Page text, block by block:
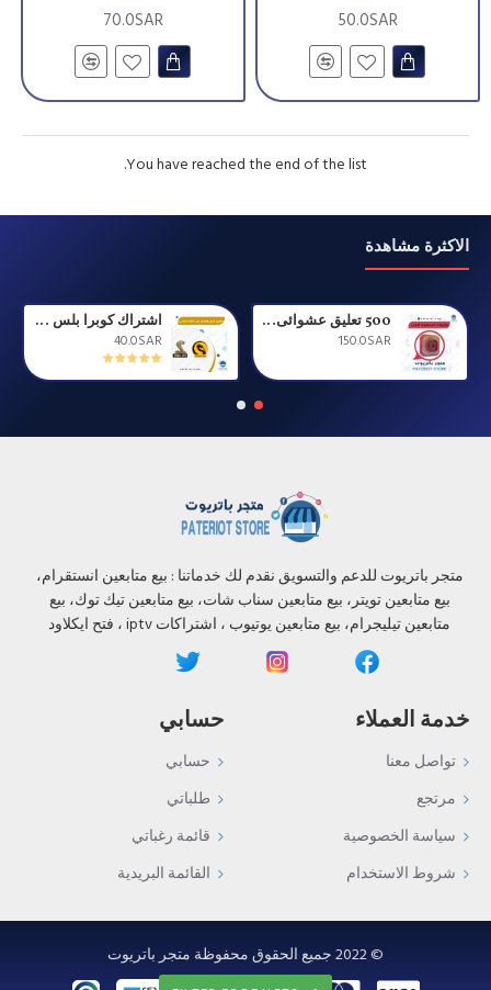
50.0SAR
70.0SAR
You have reached the end of the list.
الاكثرة مشاهدة
500 تعليق عشوائى مع سمايلات
150.0SAR
اشتراك كوبرا بلس او التنين او رينبو او توين لمدة سنة (الان بديل doom )
40.0SAR
متجر باتريوت للدعم والتسويق نقدم لك خدماتنا : بيع متابعين انستقرام،
بيع متابعين تويتر، بيع متابعين سناب شات، بيع متابعين تيك توك، بيع
متابعين تيليجرام، بيع متابعين يوتيوب ، اشتراكات iptv ، فتح ايكلاود
خدمة العملاء
تواصل معنا
مرتجع
سياسة الخصوصية
شروط الاستخدام
حسابي
حسابي
طلباتي
قائمة رغباتي
القائمة البريدية
©️ 2022 جميع الحقوق محفوظة متجر باتريوت